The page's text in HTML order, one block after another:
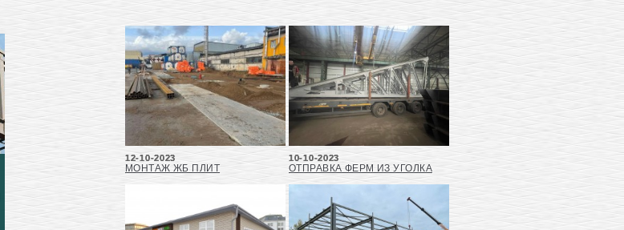
12-10-2023
МОНТАЖ ЖБ ПЛИТ
10-10-2023
ОТПРАВКА ФЕРМ ИЗ УГОЛКА